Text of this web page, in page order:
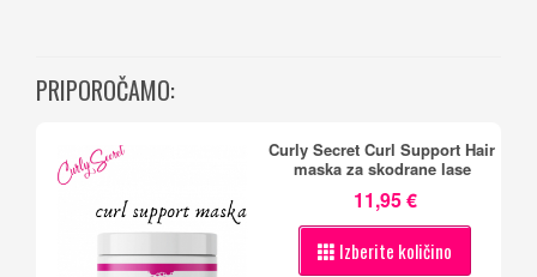
PRIPOROČAMO:
Curly Secret Curl Support Hair
maska za skodrane lase
11,95 €
Izberite količino